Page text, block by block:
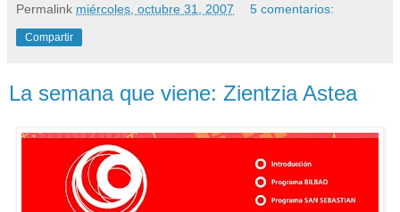
Permalink miércoles, octubre 31, 2007 5 comentarios:
Compartir
La semana que viene: Zientzia Astea